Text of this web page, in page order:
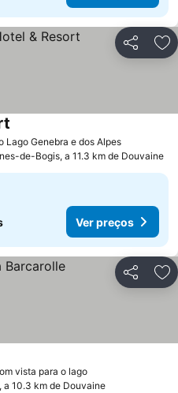
Partilhar
Lago Genebra e dos Alpes
de-Bogis, a 11.3 km de Douvaine
Ver preços
Partilhar
vista para o lago
a 10.3 km de Douvaine